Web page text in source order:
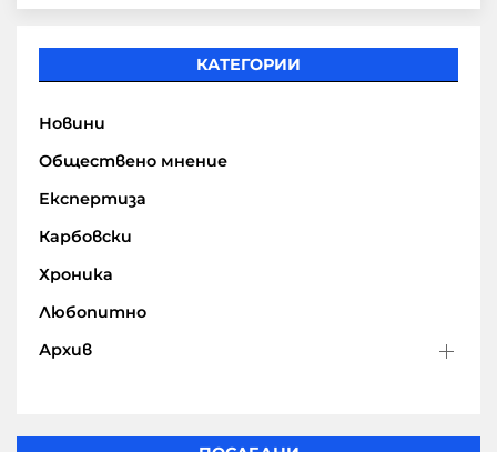
КАТЕГОРИИ
Новини
Обществено мнение
Експертиза
Карбовски
Хроника
Любопитно
Архив